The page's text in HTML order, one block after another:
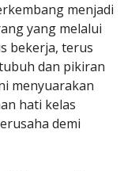
menjadi
yang melalui
bekerja, terus
dan pikiran
menyuarakan
hati kelas
demi